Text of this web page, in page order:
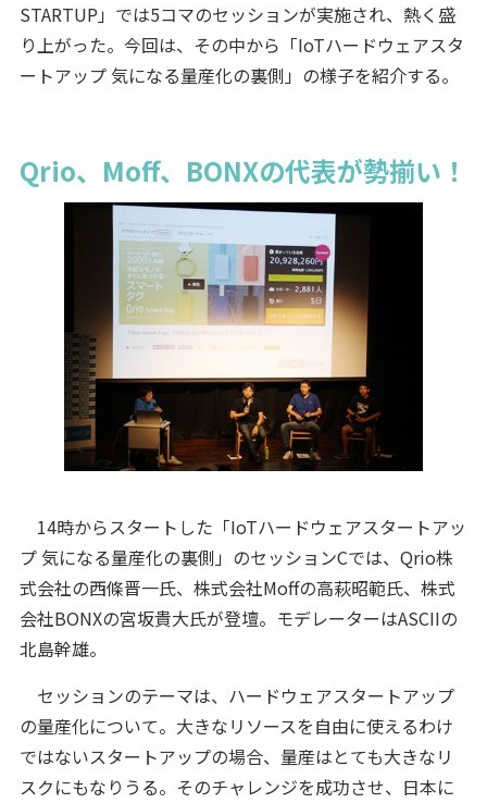
STARTUP」では5コマのセッションが実施され、熱く盛
り上がった。今回は、その中から「IoTハードウェアスタ
ートアップ 気になる量産化の裏側」の様子を紹介する。
Qrio、Moff、BONXの代表が勢揃い！
14時からスタートした「IoTハードウェアスタートアッ
プ 気になる量産化の裏側」のセッションCでは、Qrio株
式会社の西條晋一氏、株式会社Moffの高萩昭範氏、株式
会社BONXの宮坂貴大氏が登壇。モデレーターはASCIIの
北島幹雄。
セッションのテーマは、ハードウェアスタートアップ
の量産化について。大きなリソースを自由に使えるわけ
ではないスタートアップの場合、量産はとても大きなリ
スクにもなりうる。そのチャレンジを成功させ、日本に